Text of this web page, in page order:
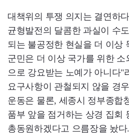
대책위의 투쟁 의지는 결연하
균형발전의 달콤한 과실이 수
되는 불공정한 현실을 더 이상
군민은 더 이상 국가를 위한 소
으로 강요받는 노예가 아니다"
요구사항이 관철되지 않을 경
운동은 물론, 세종시 정부종합
품부 앞을 점거하는 상경 집회
총동원하겠다고 으름장을 놨다.